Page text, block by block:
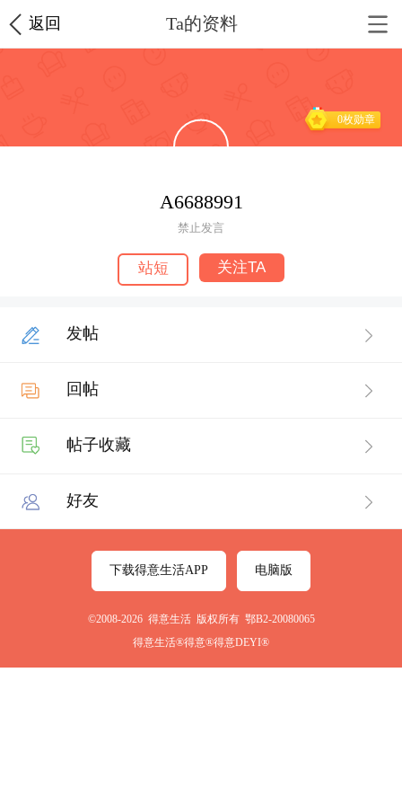
返回 Ta的资料
0枚勋章
A6688991
禁止发言
站短 关注TA
发帖
回帖
帖子收藏
好友
下载得意生活APP 电脑版
©2008-2026 得意生活 版权所有 鄂B2-20080065
得意生活®得意®得意DEYI®